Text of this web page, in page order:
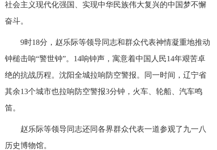
社会主义现代化强国、实现中华民族伟大复兴的中国梦不懈
奋斗。
9时18分，赵乐际等领导同志和群众代表神情凝重地推动
钟槌击响“警世钟”。14响钟声，寓意着中国人民14年艰苦卓
绝的抗战历程。沈阳全城拉响防空警报。同一时间，辽宁省
其余13个城市也拉响防空警报3分钟，火车、轮船、汽车鸣
笛。
赵乐际等领导同志还同各界群众代表一道参观了九一八
历史博物馆。